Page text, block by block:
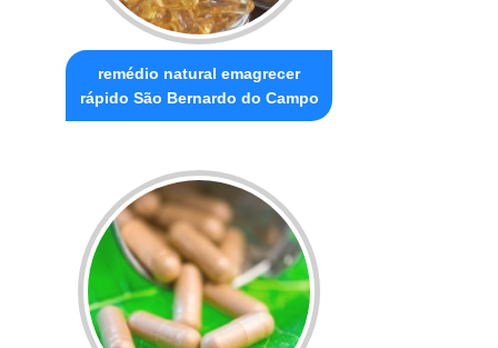
remédio natural emagrecer
rápido São Bernardo do Campo